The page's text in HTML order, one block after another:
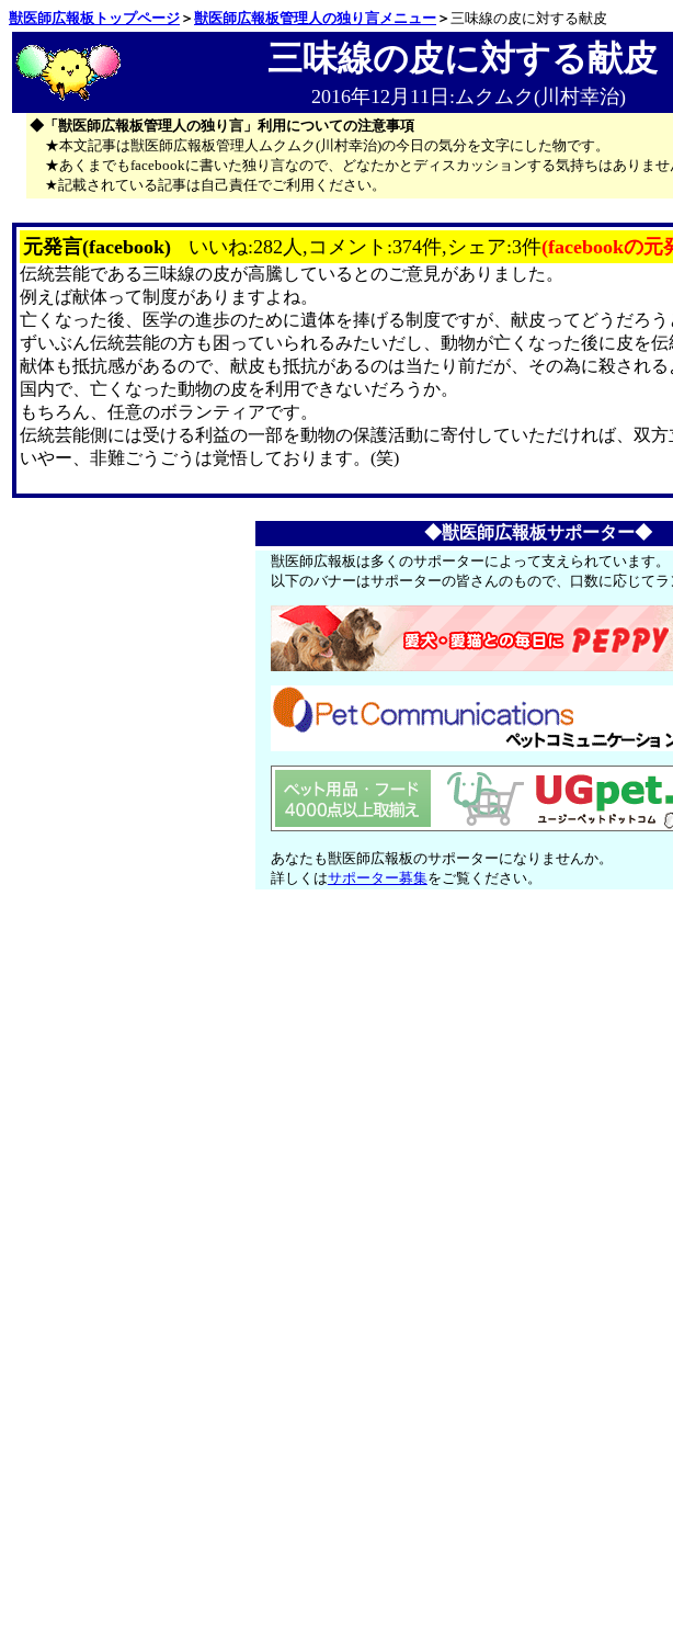
獣医師広報板トップページ ＞ 獣医師広報板管理人の独り言メニュー ＞ 三味線の皮に対する献皮
三味線の皮に対する献皮
2016年12月11日:ムクムク(川村幸治)
◆「獣医師広報板管理人の独り言」利用についての注意事項
★本文記事は獣医師広報板管理人ムクムク(川村幸治)の今日の気分を文字にした物です。
★あくまでもfacebookに書いた独り言なので、どなたかとディスカッションする気持ちはありま
★記載されている記事は自己責任でご利用ください。
元発言(facebook) いいね:282人,コメント:374件,シェア:3件(facebookの元
伝統芸能である三味線の皮が高騰しているとのご意見がありました。
例えば献体って制度がありますよね。
亡くなった後、医学の進歩のために遺体を捧げる制度ですが、献皮ってどうだろう
ずいぶん伝統芸能の方も困っていられるみたいだし、動物が亡くなった後に皮を伝
献体も抵抗感があるので、献皮も抵抗があるのは当たり前だが、その為に殺され
国内で、亡くなった動物の皮を利用できないだろうか。
もちろん、任意のボランティアです。
伝統芸能側には受ける利益の一部を動物の保護活動に寄付していただければ、双方
いやー、非難ごうごうは覚悟しております。(笑)
◆獣医師広報板サポーター◆
獣医師広報板は多くのサポーターによって支えられています。
以下のバナーはサポーターの皆さんのもので、口数に応じてラ
あなたも獣医師広報板のサポーターになりませんか。
詳しくはサポーター募集をご覧ください。